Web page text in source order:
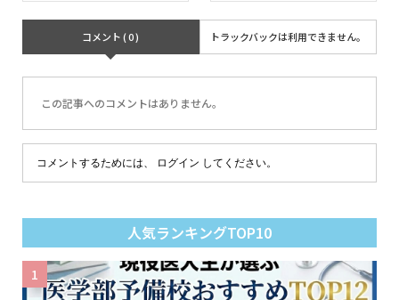
コメント ( 0 ) トラックバックは利用できません。
この記事へのコメントはありません。
コメントするためには、 ログイン してください。
人気ランキングTOP10
1